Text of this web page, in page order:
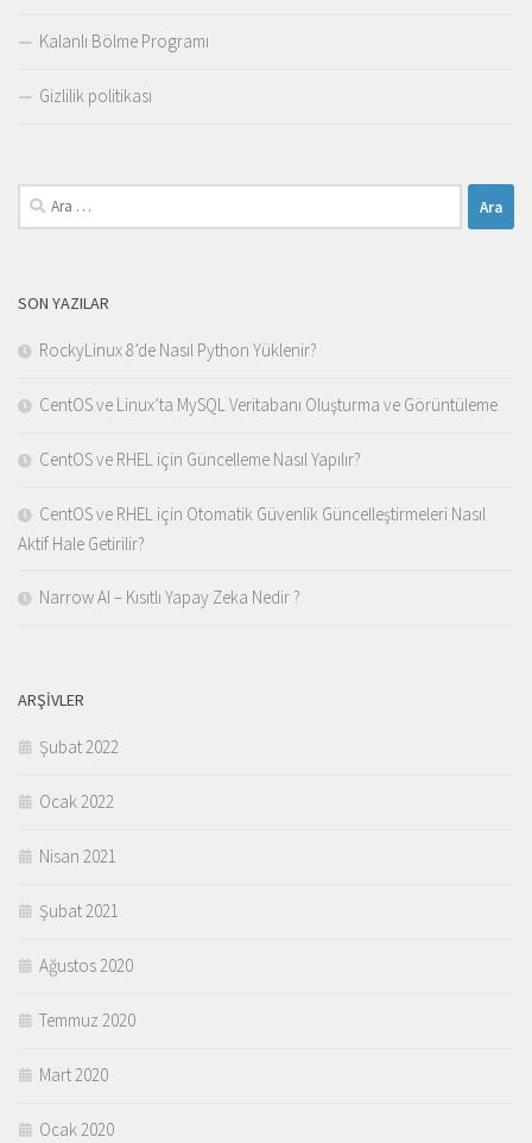
Kalanlı Bölme Programı
Gizlilik politikası
Arama:
SON YAZILAR
RockyLinux 8’de Nasıl Python Yüklenir?
CentOS ve Linux’ta MySQL Veritabanı Oluşturma ve Görüntüleme
CentOS ve RHEL için Güncelleme Nasıl Yapılır?
CentOS ve RHEL için Otomatik Güvenlik Güncelleştirmeleri Nasıl
Aktif Hale Getirilir?
Narrow AI – Kısıtlı Yapay Zeka Nedir ?
ARŞIVLER
Şubat 2022
Ocak 2022
Nisan 2021
Şubat 2021
Ağustos 2020
Temmuz 2020
Mart 2020
Ocak 2020